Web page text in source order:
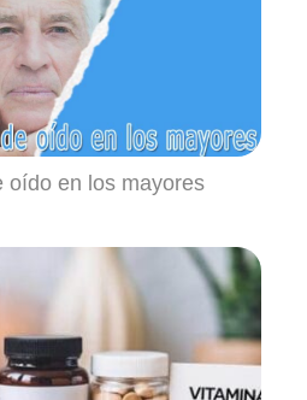
oído en los mayores